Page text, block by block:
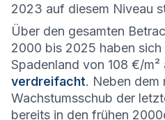
2023 auf diesem Niveau
Über den gesamten
2000 bis 2025 haben
Spadenland von 108 €/
verdreifacht. Neben dem
Wachstumsschub der
bereits in den frühen